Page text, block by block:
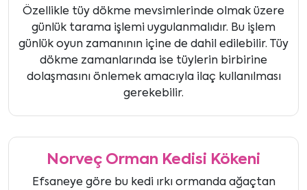
Özellikle tüy dökme mevsimlerinde olmak üzere
günlük tarama işlemi uygulanmalıdır. Bu işlem
günlük oyun zamanının içine de dahil edilebilir. Tüy
dökme zamanlarında ise tüylerin birbirine
dolaşmasını önlemek amacıyla ilaç kullanılması
gerekebilir.
Norveç Orman Kedisi Kökeni
Efsaneye göre bu kedi ırkı ormanda ağaçtan